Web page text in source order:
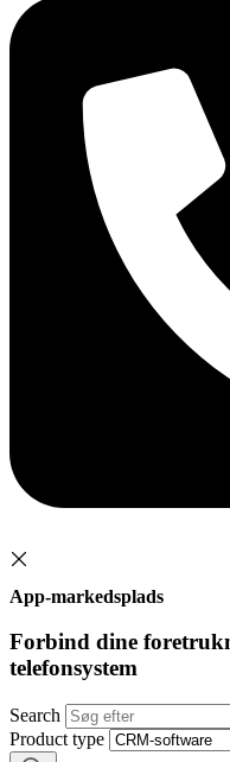
App-markedsplads
Forbind dine
telefonsystem
Search
Product type